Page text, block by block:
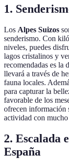
1.
Los Alpes Suizos
senderismo. Con
niveles, puedes
lagos cristalinos y
recomendadas es la
llevará a través de
fauna locales.
para capturar la
favorable de los
ofrecen información
actividad con mucho
2. Escalada
España